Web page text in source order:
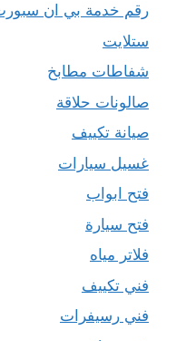
رقم خدمة بي ان
ستلايت
شفاطات مطابخ
صالونات حلاقة
صيانة تكييف
غسيل سيارات
فتح ابواب
فتح سيارة
فلاتر مياه
فني تكييف
فني رسيفرات